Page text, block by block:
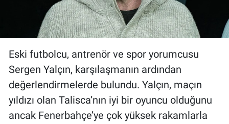
Eski futbolcu, antrenör ve spor yorumcusu
Sergen Yalçın, karşılaşmanın ardından
değerlendirmelerde bulundu. Yalçın, maçın
yıldızı olan Talisca’nın iyi bir oyuncu olduğunu
ancak Fenerbahçe’ye çok yüksek rakamlarla
Yerel Yaşam